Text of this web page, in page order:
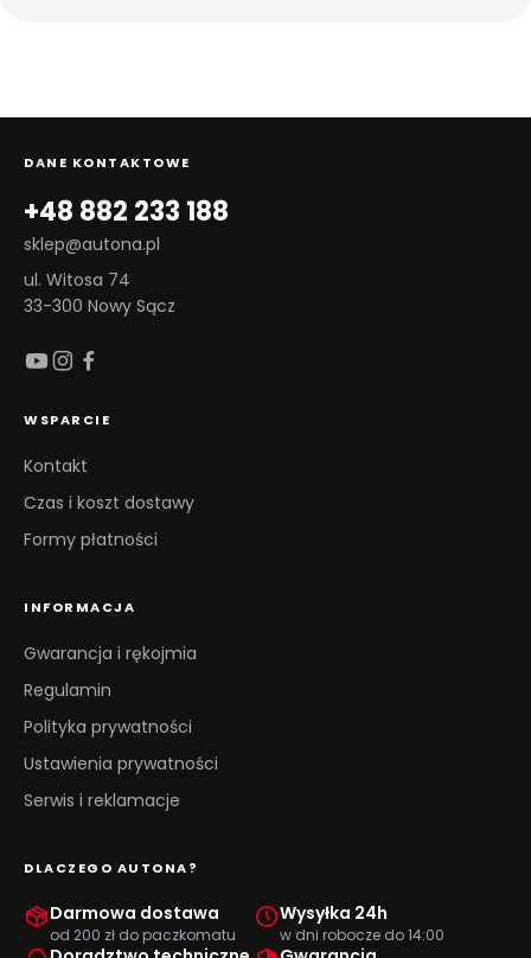
DANE KONTAKTOWE
+48 882 233 188
sklep@autona.pl
ul. Witosa 74
33-300 Nowy Sącz
WSPARCIE
Kontakt
Czas i koszt dostawy
Formy płatności
INFORMACJA
Gwarancja i rękojmia
Regulamin
Polityka prywatności
Ustawienia prywatności
Serwis i reklamacje
DLACZEGO AUTONA?
Darmowa dostawa
od 200 zł do paczkomatu
Wysyłka 24h
w dni robocze do 14:00